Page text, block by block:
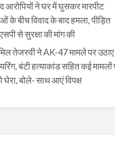
आरोपियों ने घर में घुसकर मारपीट
के बीच विवाद के बाद हमला, पीड़ित
से सुरक्षा की मांग की
तेजस्वी ने AK-47 मामले पर उठाए
बंटी हत्याकांड सहित कई मामलों
घेरा, बोले- साथ आएं विपक्ष